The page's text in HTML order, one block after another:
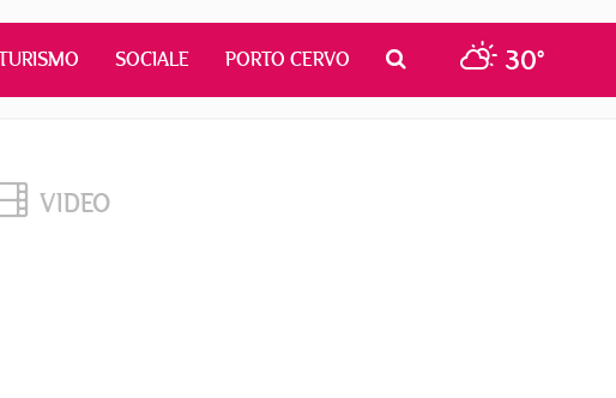
SOCIALE PORTO CERVO 30°
VIDEO